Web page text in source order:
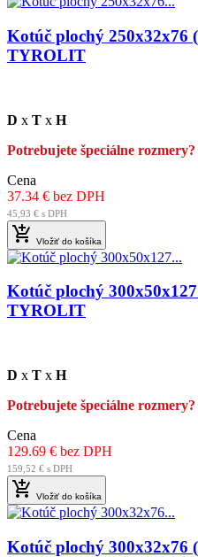
Kotúč plochý 250x32x76
TYROLIT
D x T x H
Potrebujete špeciálne
Cena
37.34 € bez DPH
45,93 € s DPH
 Vložiť do košíka
Kotúč plochý
TYROLIT
D x T x H
Potrebujete špeciálne
Cena
129.69 € bez DPH
159,52 € s DPH
 Vložiť do košíka
Kotúč plochý